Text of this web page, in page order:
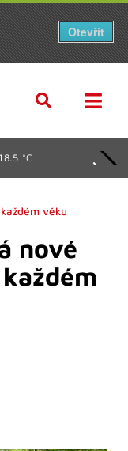
°C
věku
nové
Otevřít